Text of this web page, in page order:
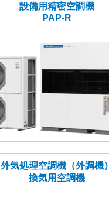
設備用精密空調機
PAP-R
外気処理空調機（外調機）
換気用空調機